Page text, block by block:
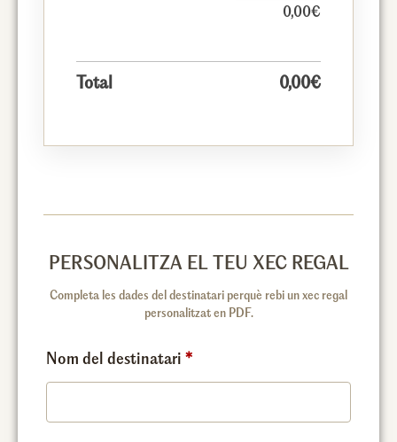
Nom del destinatari *
0,00€
Total 0,00€